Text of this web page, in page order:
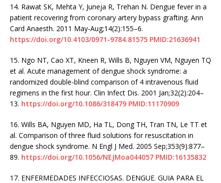
14. Rawat SK, Mehta Y, Juneja R, Trehan N. Dengue fever in a
patient recovering from coronary artery bypass grafting. Ann
Card Anaesth. 2011 May-Aug;14(2):155–6.
https://doi.org/10.4103/0971-9784.81575 PMID:21636941
15. Ngo NT, Cao XT, Kneen R, Wills B, Nguyen VM, Nguyen TQ
et al. Acute management of dengue shock syndrome: a
randomized double-blind comparison of 4 intravenous fluid
regimens in the first hour. Clin Infect Dis. 2001 Jan;32(2):204–
13. https://doi.org/10.1086/318479 PMID:11170909
16. Wills BA, Nguyen MD, Ha TL, Dong TH, Tran TN, Le TT et
al. Comparison of three fluid solutions for resuscitation in
dengue shock syndrome. N Engl J Med. 2005 Sep;353(9):877–
89. https://doi.org/10.1056/NEJMoa044057 PMID:16135832
17. ENFERMEDADES INFECCIOSAS. DENGUE. GUIA PARA EL